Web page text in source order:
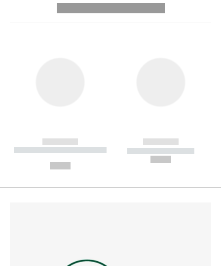
------------
----------- ----------- --------
------------
----------- -----------